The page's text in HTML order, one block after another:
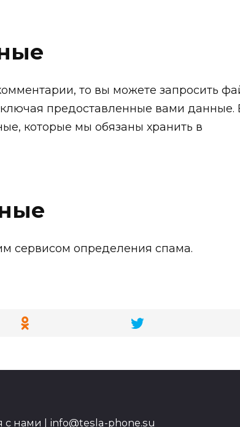
то вы можете запросить
предоставленные вами данные.
которые мы обязаны хранить в
сервисом определения спама.
с нами | info@tesla-phone.su